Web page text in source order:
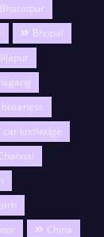
Bharatpur
Bhopal
buseness
car knolwdge
China